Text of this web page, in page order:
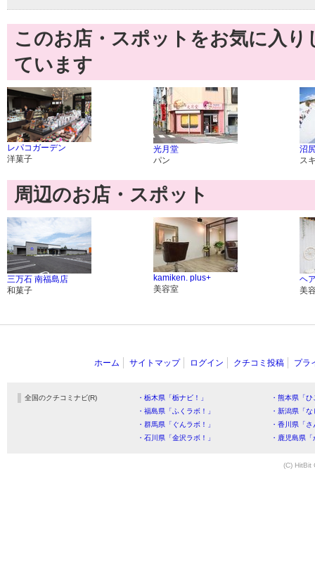
このお店・スポットをお気に入
ています
レパコガーデン
洋菓子
光月堂
パン
沼
ス
周辺のお店・スポット
三万石 南福島店
和菓子
kamiken. plus+
美容室
ヘ
美
ホーム サイトマップ ログイン クチコミ投稿 プラ
全国のクチコミナビ(R) ・栃木県「栃ナビ！」
・熊本県「
・福島県「ふくラボ！」
・新潟県「
・群馬県「ぐんラボ！」
・香川県「
・石川県「金沢ラボ！」
・鹿児島県
(C) HitBit